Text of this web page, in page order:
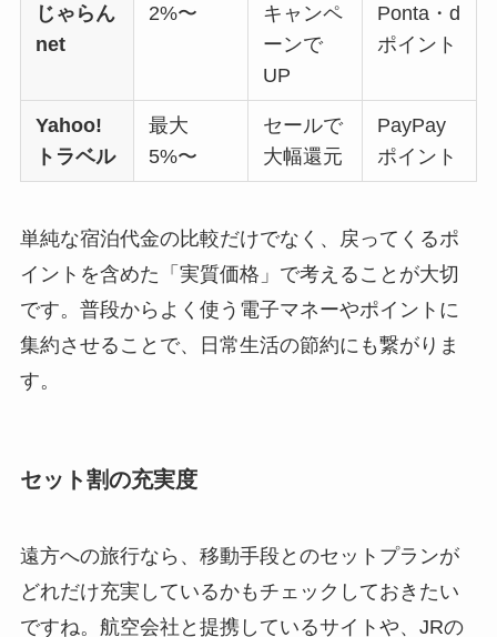
じゃらん
net
2%〜
キャンペ
ーンで
UP
Ponta・d
ポイント
Yahoo!
トラベル
最大
5%〜
セールで
大幅還元
PayPay
ポイント
単純な宿泊代金の比較だけでなく、戻ってくるポ
イントを含めた「実質価格」で考えることが大切
です。普段からよく使う電子マネーやポイントに
集約させることで、日常生活の節約にも繋がりま
す。
セット割の充実度
遠方への旅行なら、移動手段とのセットプランが
どれだけ充実しているかもチェックしておきたい
ですね。航空会社と提携しているサイトや、JRの